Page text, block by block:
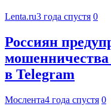
Lenta.ru3 года спустя 0
Россиян
мошенничества
в Telegram
Мослента4 года спустя 0